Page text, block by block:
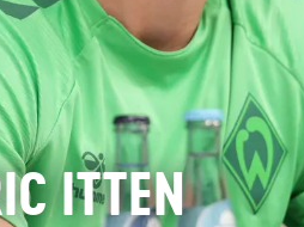
ITTEN